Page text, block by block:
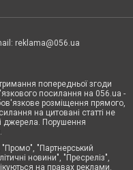
reklama@056.ua
попередньої згоди
посилання на 056.ua -
розміщення прямого,
на цитовані статті не
джерела. Порушення
"Партнерський
новини", "Пресреліз",
на правах реклами.